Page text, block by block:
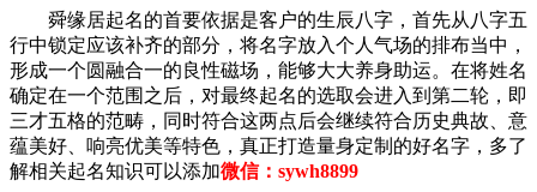
舜缘居起名的首要依据是客户的生辰八字，首先从八字五
行中锁定应该补齐的部分，将名字放入个人气场的排布当中，
形成一个圆融合一的良性磁场，能够大大养身助运。在将姓名
确定在一个范围之后，对最终起名的选取会进入到第二轮，即
三才五格的范畴，同时符合这两点后会继续符合历史典故、意
蕴美好、响亮优美等特色，真正打造量身定制的好名字，多了
解相关起名知识可以添加微信：sywh8899